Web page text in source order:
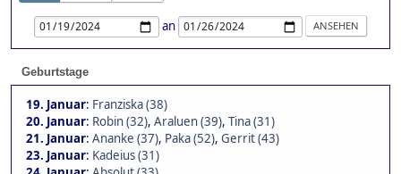
an
Geburtstage
19. Januar: Franziska (38)
20. Januar: Robin (32), Araluen (39), Tina (31)
21. Januar: Ananke (37), Paka (52), Gerrit (43)
23. Januar: Kadeius (31)